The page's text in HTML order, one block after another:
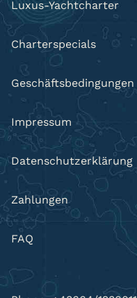
Luxus-Yachtcharter
Charterspecials
Geschäftsbedingungen
Impressum
Datenschutzerklärung
Zahlungen
FAQ